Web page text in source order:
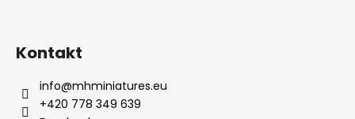
Kontakt
info@mhminiatures.eu
+420 778 349 639